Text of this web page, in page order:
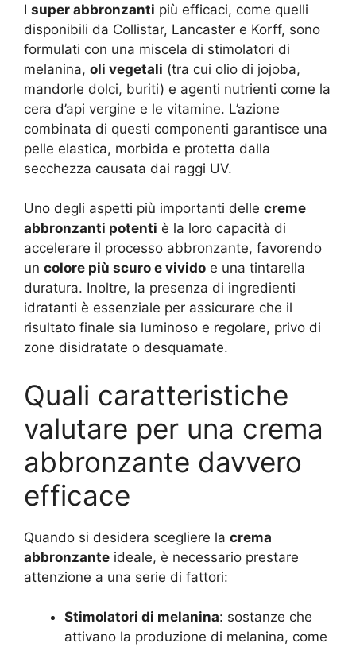
I super abbronzanti più efficaci, come quelli
disponibili da Collistar, Lancaster e Korff, sono
formulati con una miscela di stimolatori di
melanina, oli vegetali (tra cui olio di jojoba,
mandorle dolci, buriti) e agenti nutrienti come la
cera d’api vergine e le vitamine. L’azione
combinata di questi componenti garantisce una
pelle elastica, morbida e protetta dalla
secchezza causata dai raggi UV.
Uno degli aspetti più importanti delle creme
abbronzanti potenti è la loro capacità di
accelerare il processo abbronzante, favorendo
un colore più scuro e vivido e una tintarella
duratura. Inoltre, la presenza di ingredienti
idratanti è essenziale per assicurare che il
risultato finale sia luminoso e regolare, privo di
zone disidratate o desquamate.
Quali caratteristiche
valutare per una crema
abbronzante davvero
efficace
Quando si desidera scegliere la crema
abbronzante ideale, è necessario prestare
attenzione a una serie di fattori:
Stimolatori di melanina: sostanze che
attivano la produzione di melanina, come